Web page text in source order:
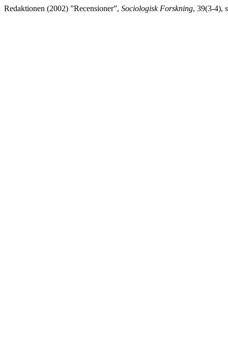
Redaktionen (2002) ”Recensioner”, Sociologisk Forskning, 39(3-4),